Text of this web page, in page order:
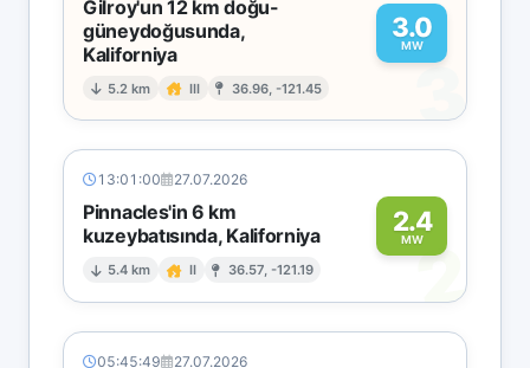
Gilroy'un 12 km doğu-
güneydoğusunda,
Kaliforniya
5.2 km III 36.96, -121.45
3.0
MW
3
13:01:00 27.07.2026
Pinnacles'in 6 km
kuzeybatısında, Kaliforniya
5.4 km II 36.57, -121.19
2.4
MW2
05:45:49 27.07.2026